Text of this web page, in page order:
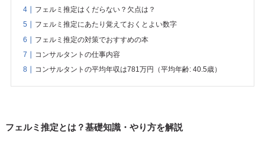
フェルミ推定はくだらない？欠点は？
フェルミ推定にあたり覚えておくとよい数字
フェルミ推定の対策でおすすめの本
コンサルタントの仕事内容
コンサルタントの平均年収は781万円（平均年齢: 40.5歳）
フェルミ推定とは？基礎知識・やり方を解説